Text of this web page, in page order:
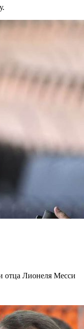
отца Лионеля Месси